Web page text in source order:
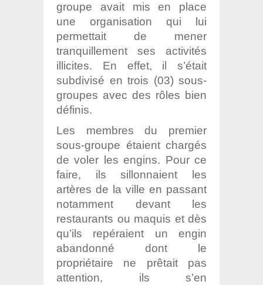
groupe avait mis en place
une organisation qui lui
permettait de mener
tranquillement ses activités
illicites. En effet, il s’était
subdivisé en trois (03) sous-
groupes avec des rôles bien
définis.
Les membres du premier
sous-groupe étaient chargés
de voler les engins. Pour ce
faire, ils sillonnaient les
artères de la ville en passant
notamment devant les
restaurants ou maquis et dès
qu’ils repéraient un engin
abandonné dont le
propriétaire ne prêtait pas
attention, ils s’en